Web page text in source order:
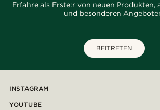
Erfahre als Erste:r von neuen Produkten,
und besonderen
BEITRETEN
INSTAGRAM
YOUTUBE